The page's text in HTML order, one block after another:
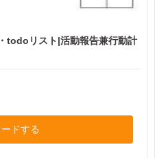
todoリスト|活動報告兼行動計
ドする